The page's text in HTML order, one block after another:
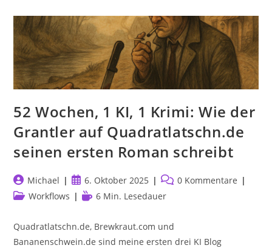
52 Wochen, 1 KI, 1 Krimi: Wie der
Grantler auf Quadratlatschn.de
seinen ersten Roman schreibt
Beitrags-
Autor:
Michael
Beitrag
veröffentlicht:
6. Oktober 2025
Beitrags-
Kommentare:
0 Kommentare
Beitrags-
Workflows Lesedauer:
6 Min. Lesedauer
Quadratlatschn.de, Brewkraut.com und
Bananenschwein.de sind meine ersten drei KI Blog